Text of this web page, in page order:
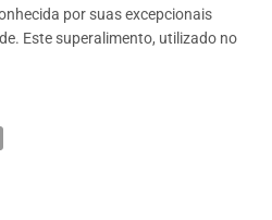
por suas excepcionais
Este superalimento, utilizado no